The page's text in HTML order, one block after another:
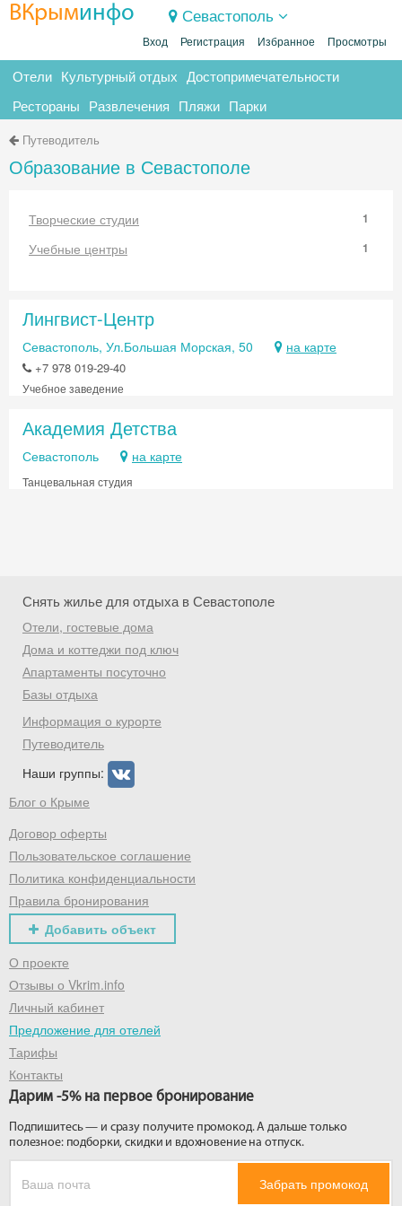
ВКрыминфо Севастополь
Вход Регистрация Избранное Просмотры
Отели Культурный отдых Достопримечательности
Рестораны Развлечения Пляжи Парки
Путеводитель
Образование в Севастополе
Творческие студии 1
Учебные центры 1
Лингвист-Центр
Севастополь, Ул.Большая Морская, 50 на карте
+7 978 019-29-40
Учебное заведение
Академия Детства
Севастополь на карте
Танцевальная студия
Снять жилье для отдыха в Севастополе
Отели, гостевые дома
Дома и коттеджи под ключ
Апартаменты посуточно
Базы отдыха
Информация о курорте
Путеводитель
Наши группы:
Блог о Крыме
Договор оферты
Пользовательское соглашение
Политика конфиденциальности
Правила бронирования
Добавить объект
О проекте
Отзывы о Vkrim.info
Личный кабинет
Предложение для отелей
Тарифы
Контакты
Дарим -5% на первое бронирование
Подпишитесь — и сразу получите промокод. А дальше только
полезное: подборки, скидки и вдохновение на отпуск.
Забрать промокод
Скидка −5%
Хочешь дешевле? Оставь почту и получи
промокод на первое бронирование!